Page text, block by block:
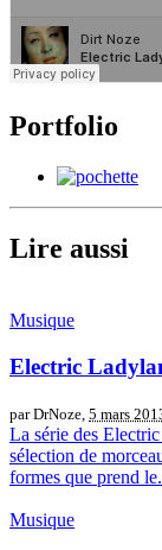
Portfolio
Lire aussi
Musique
Electric
par DrNoze, 5 mars
La série des
sélection de
formes que prend
Musique